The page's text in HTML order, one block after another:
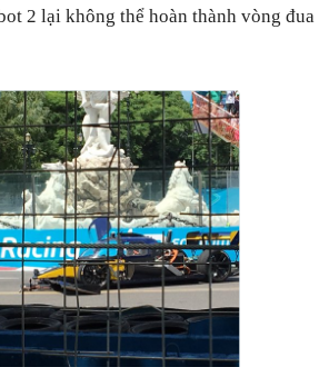
2 lại không thể hoàn thành vòng đua